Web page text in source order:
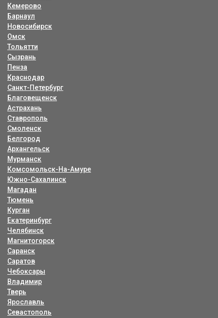
Кемерово
Барнаул
Новосибирск
Омск
Тольятти
Сызрань
Пенза
Краснодар
Санкт-Петербург
Благовещенск
Астрахань
Ставрополь
Смоленск
Белгород
Архангельск
Мурманск
Комсомольск-На-Амуре
Южно-Сахалинск
Магадан
Тюмень
Курган
Екатеринбург
Челябинск
Магнитогорск
Саранск
Саратов
Чебоксары
Владимир
Тверь
Ярославль
Севастополь